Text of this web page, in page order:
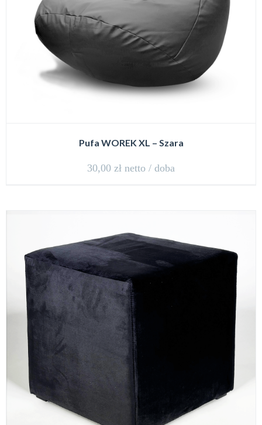
Pufa WOREK XL – Szara
30,00 zł netto / doba